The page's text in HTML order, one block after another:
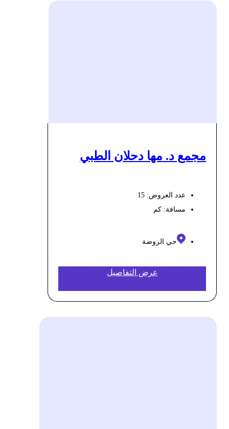
مجمع د. مها دحلان الطبي
عدد العروض: 15
مسافة:كم
حي الروضة
عرض التفاصيل